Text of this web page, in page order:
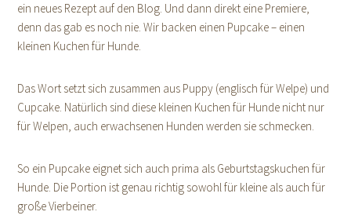
ein neues Rezept auf den Blog. Und dann direkt eine Premiere,
denn das gab es noch nie. Wir backen einen Pupcake – einen
kleinen Kuchen für Hunde.
Das Wort setzt sich zusammen aus Puppy (englisch für Welpe) und
Cupcake. Natürlich sind diese kleinen Kuchen für Hunde nicht nur
für Welpen, auch erwachsenen Hunden werden sie schmecken.
So ein Pupcake eignet sich auch prima als Geburtstagskuchen für
Hunde. Die Portion ist genau richtig sowohl für kleine als auch für
große Vierbeiner.